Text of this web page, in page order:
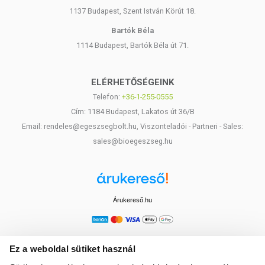
Ez a weboldal sütiket használ
nem az orvosi kezelés helyettesítésére alkalmas! Betegség esetén
használatát beszélje meg kezelőorvosával. Az ajánlott napi
fogyasztási mennyiséget ne lépje túl! Ne szedje a készítményt, ha az
1137 Budapest, Szent István Körút 18.
Bartók Béla
1114 Budapest, Bartók Béla út 71.
ELÉRHETŐSÉGEINK
Telefon: +36-1-255-0555
Cím: 1184 Budapest, Lakatos út 36/B
Email: rendeles@egeszsegbolt.hu, Viszonteladói - Partneri - Sales:
sales@bioegeszseg.hu
Árukereső.hu